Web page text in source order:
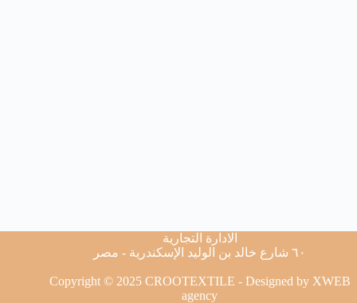
الادارة التجارية
٦٠ شارع خالد بن الوليد الإسكندرية - مصر
Copyright © 2025 CROOTEXTILE - Designed by XWEB
agency